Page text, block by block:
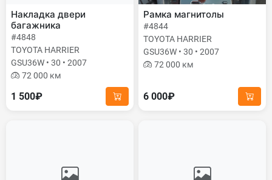
Накладка двери
багажника
#4848
TOYOTA HARRIER
GSU36W • 30 • 2007
72 000 км
1 500₽
Рамка магнитолы
#4844
TOYOTA HARRIER
GSU36W • 30 • 2007
72 000 км
6 000₽